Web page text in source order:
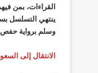
القراءات، بمن
ينتهي التسلسل
وسلم برواية حفص
الانتقال إلى